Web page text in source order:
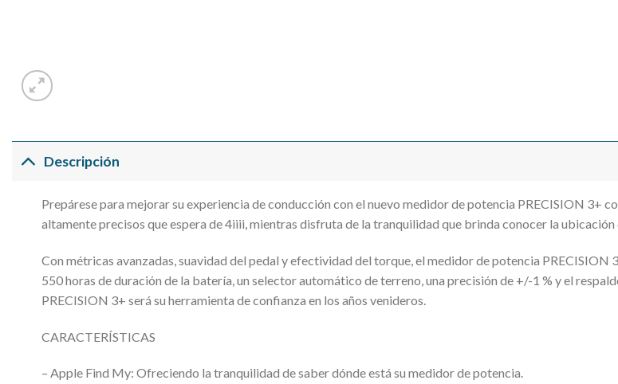
Descripción
Prepárese para mejorar su experiencia de conducción con el nuevo medidor de potencia PRECISION 3+
altamente precisos que espera de 4iiii, mientras disfruta de la tranquilidad que brinda conocer la
Con métricas avanzadas, suavidad del pedal y efectividad del torque, el medidor de potencia
550 horas de duración de la batería, un selector automático de terreno, una precisión de +/-1 % y el
PRECISION 3+ será su herramienta de confianza en los años venideros.
CARACTERÍSTICAS
– Apple Find My: Ofreciendo la tranquilidad de saber dónde está su medidor de potencia.